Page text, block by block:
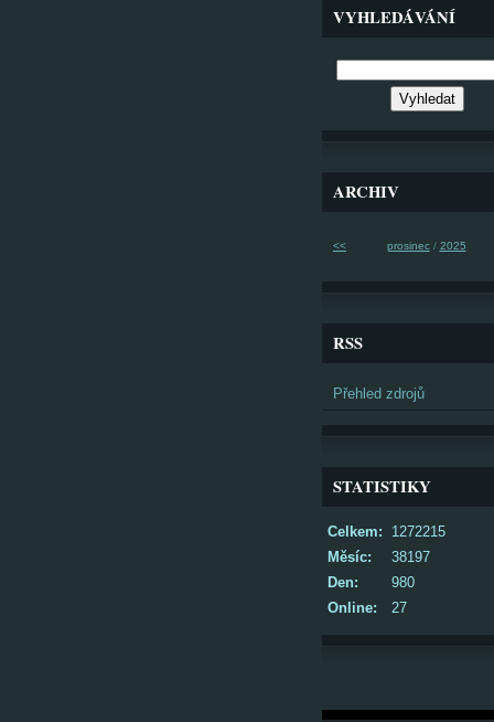
VYHLEDÁVÁNÍ
ARCHIV
<< prosinec/ 2025
RSS
Přehled zdrojů
STATISTIKY
Online: 27
Celkem:
1272215
Měsíc:
38197
Den:
980